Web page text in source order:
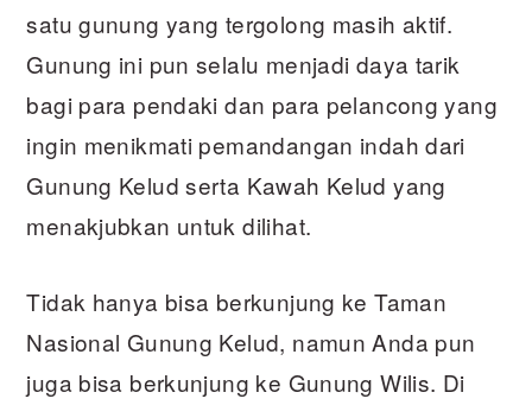
satu gunung yang tergolong masih aktif.
Gunung ini pun selalu menjadi daya tarik
bagi para pendaki dan para pelancong yang
ingin menikmati pemandangan indah dari
Gunung Kelud serta Kawah Kelud yang
menakjubkan untuk dilihat.
Tidak hanya bisa berkunjung ke Taman
Nasional Gunung Kelud, namun Anda pun
juga bisa berkunjung ke Gunung Wilis. Di